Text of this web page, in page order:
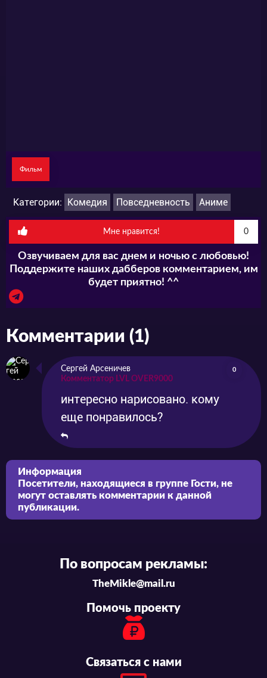
Фильм
Категории: Комедия Повседневность Аниме
Мне нравится! 0
Озвучиваем для вас днем и ночью с любовью!
Поддержите наших дабберов комментарием, им
будет приятно! ^^
Комментарии (1)
Сергей Арсеничев
Комментатор LVL OVER9000
0
интересно нарисовано. кому
еще понравилось?
Информация
Посетители, находящиеся в группе Гости, не
могут оставлять комментарии к данной
публикации.
По вопросам рекламы:
TheMikle@mail.ru
Помочь проекту
Связаться с нами